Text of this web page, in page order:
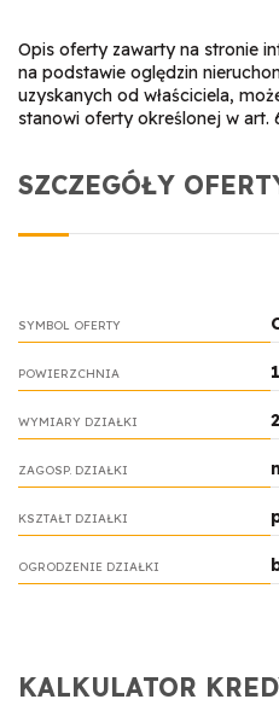
Opis oferty zawarty na stronie
na podstawie oględzin
uzyskanych od właściciela,
stanowi oferty określonej w art.
SZCZEGÓŁY
SYMBOL OFERTY
POWIERZCHNIA
WYMIARY DZIAŁKI
ZAGOSP. DZIAŁKI
KSZTAŁT DZIAŁKI
OGRODZENIE DZIAŁKI
KALKULATOR